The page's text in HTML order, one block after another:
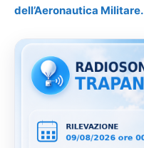
dell’Aeronautica Militare.